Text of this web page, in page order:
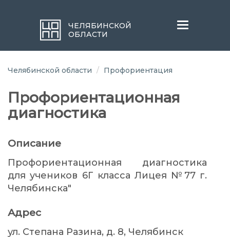
ЧЕЛЯБИНСКОЙ
ОБЛАСТИ
Меню
Челябинской области Профориентация
Профориентационная
диагностика
Описание
Профориентационная диагностика
для учеников 6Г класса Лицея №77 г.
Челябинска"
Адрес
ул. Степана Разина, д. 8, Челябинск